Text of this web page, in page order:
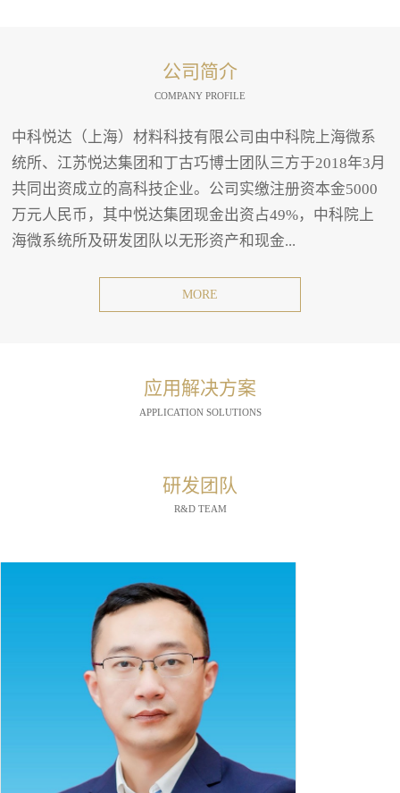
公司简介
COMPANY PROFILE
中科悦达（上海）材料科技有限公司由中科院上海微系
统所、江苏悦达集团和丁古巧博士团队三方于2018年3月
共同出资成立的高科技企业。公司实缴注册资本金5000
万元人民币，其中悦达集团现金出资占49%，中科院上
海微系统所及研发团队以无形资产和现金...
MORE
应用解决方案
APPLICATION SOLUTIONS
研发团队
R&D TEAM